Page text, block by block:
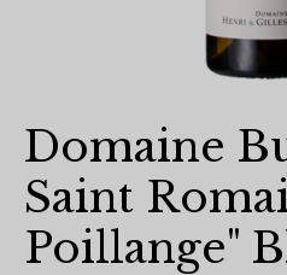
Domaine
Saint
Poillange"